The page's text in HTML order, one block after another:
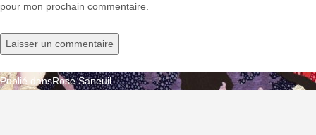
pour mon prochain commentaire.
Navigation
Publié dansRose Saneuil